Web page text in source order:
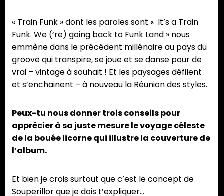
« Train Funk » dont les paroles sont « It’s a Train
Funk. We (‘re) going back to Funk Land » nous
emmène dans le précédent millénaire au pays du
groove qui transpire, se joue et se danse pour de
vrai – vintage à souhait ! Et les paysages défilent
et s’enchainent – à nouveau la Réunion des styles.
Peux-tu nous donner trois conseils pour
apprécier à sa juste mesure le voyage céleste
de la bouée licorne qui illustre la couverture de
l’album.
Et bien je crois surtout que c’est le concept de
Souperillor que je dois t’expliquer…